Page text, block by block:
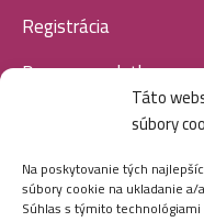
Táto
súbory
Na poskytovanie tých
súbory cookie na ukladanie
Súhlas s týmito
Luxure EDP women
– (Stephane
Luxure EDP women
Registrácia
Doprava a platba
SOCIÁLNE SIETE